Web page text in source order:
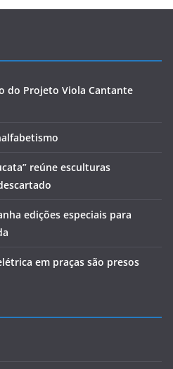
do Projeto Viola Cantante
reúne esculturas
edições especiais para
em praças são presos